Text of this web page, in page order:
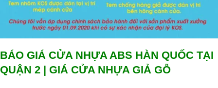
BÁO GIÁ CỬA NHỰA ABS HÀN QUỐC TẠI
QUẬN 2 | GIÁ CỬA NHỰA GIẢ GỖ